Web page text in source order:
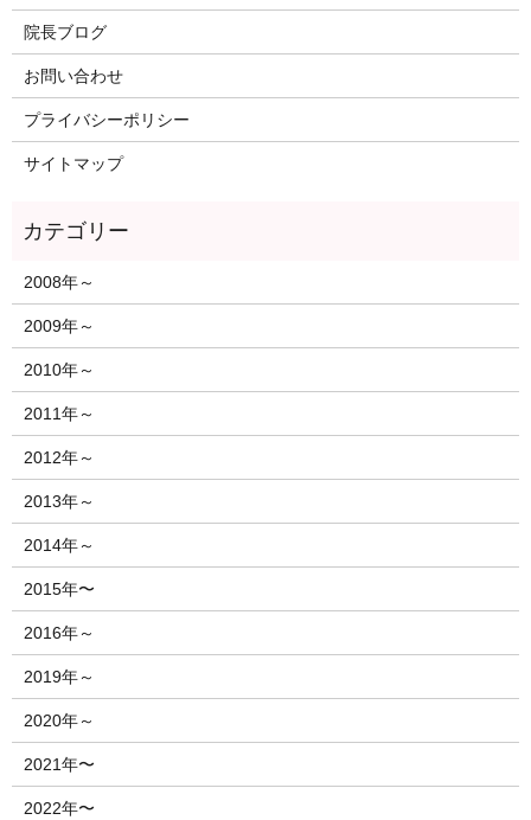
院長ブログ
お問い合わせ
プライバシーポリシー
サイトマップ
2008年～
2009年～
2010年～
2011年～
2012年～
2013年～
2014年～
2015年〜
2016年～
2019年～
2020年～
2021年〜
2022年〜